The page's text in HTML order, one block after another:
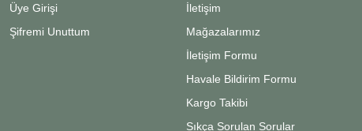
Üye Girişi
Şifremi Unuttum
İletişim
Mağazalarımız
İletişim Formu
Havale Bildirim Formu
Kargo Takibi
Sıkça Sorulan Sorular